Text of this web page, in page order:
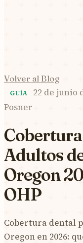
Volver al Blog
GUÍA 22 de junio
Posner
Adultos
Oregon
OHP
Cobertura dental
Oregon en 2026: